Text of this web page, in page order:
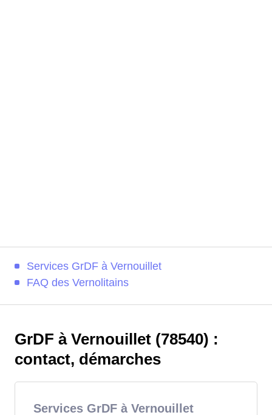
Services GrDF à Vernouillet
FAQ des Vernolitains
GrDF à Vernouillet (78540) :
contact, démarches
Services GrDF à Vernouillet